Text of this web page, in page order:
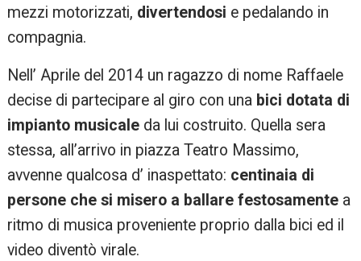
mezzi motorizzati, divertendosi e pedalando in
compagnia.
Nell’ Aprile del 2014 un ragazzo di nome Raffaele
decise di partecipare al giro con una bici dotata di
impianto musicale da lui costruito. Quella sera
stessa, all’arrivo in piazza Teatro Massimo,
avvenne qualcosa d’ inaspettato: centinaia di
persone che si misero a ballare festosamente a
ritmo di musica proveniente proprio dalla bici ed il
video diventò virale.